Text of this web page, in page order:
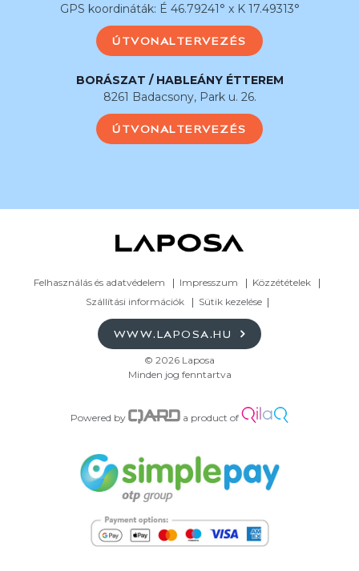
GPS koordináták: É 46.79241° x K 17.49313°
ÚTVONALTERVEZÉS
BORÁSZAT / HABLEÁNY ÉTTEREM
8261 Badacsony, Park u. 26.
ÚTVONALTERVEZÉS
Felhasználás és adatvédelem Impresszum
Közzétételek
Szállítási információk
Sütik kezelése
WWW.LAPOSA.HU
© 2026 Laposa
Minden jog fenntartva
Powered by a product of